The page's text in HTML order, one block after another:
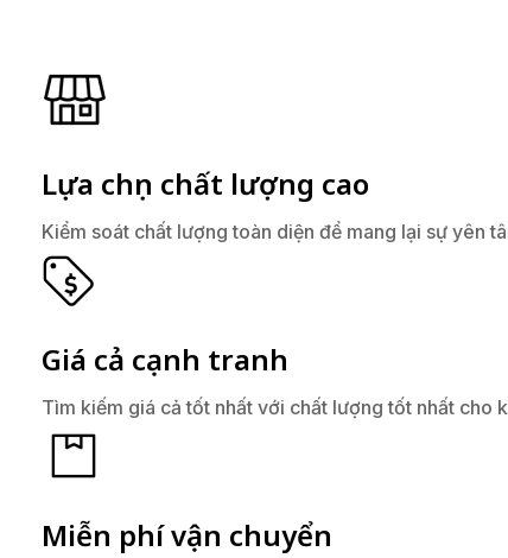
Lựa chọn chất lượng cao
Kiểm soát chất lượng toàn diện để mang lại sự yên
Giá cả cạnh tranh
Tìm kiếm giá cả tốt nhất với chất lượng tốt nhất cho
Miễn phí vận chuyển